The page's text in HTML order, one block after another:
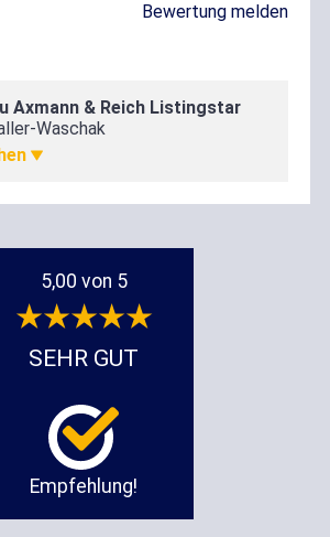
Bewertung melden
Axmann & Reich Listingstar
Waschak
5,00 von 5
SEHR GUT
Empfehlung!